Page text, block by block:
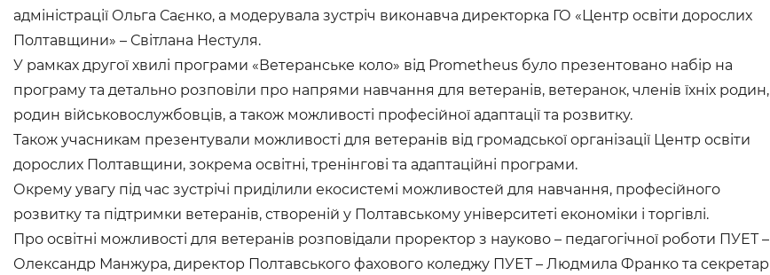
адміністрації Ольга Саєнко, а модерувала зустріч виконавча директорка ГО «Центр освіти дорослих
Полтавщини» – Світлана Нестуля.
У рамках другої хвилі програми «Ветеранське коло» від Prometheus було презентовано набір на
програму та детально розповіли про напрями навчання для ветеранів, ветеранок, членів їхніх родин,
родин військовослужбовців, а також можливості професійної адаптації та розвитку.
Також учасникам презентували можливості для ветеранів від громадської організації Центр освіти
дорослих Полтавщини, зокрема освітні, тренінгові та адаптаційні програми.
Окрему увагу під час зустрічі приділили екосистемі можливостей для навчання, професійного
розвитку та підтримки ветеранів, створеній у Полтавському університеті економіки і торгівлі.
Про освітні можливості для ветеранів розповідали проректор з науково – педагогічної роботи ПУЕТ –
Олександр Манжура, директор Полтавського фахового коледжу ПУЕТ – Людмила Франко та секретар